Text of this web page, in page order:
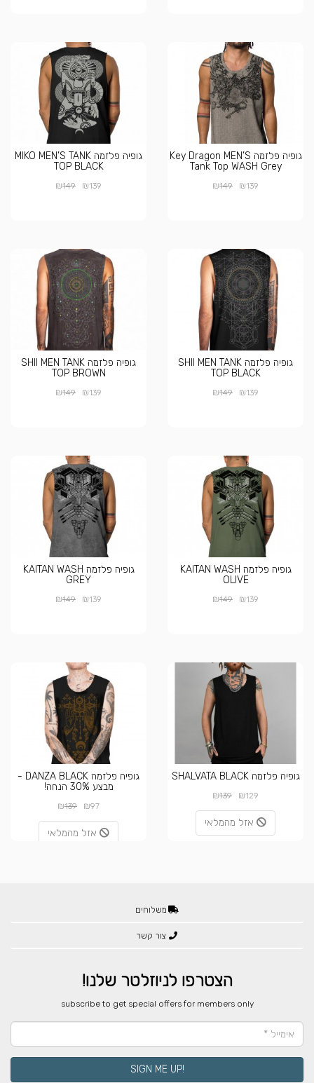
גופיה פלזמה Key Dragon MEN’S
Tank Top WASH Grey
₪139
₪149
גופיה פלזמה MIKO MEN’S TANK
TOP BLACK
₪139
₪149
גופיה פלזמה SHII MEN TANK
TOP BLACK
₪139
₪149
גופיה פלזמה SHII MEN TANK
TOP BROWN
₪139
₪149
גופיה פלזמה KAITAN WASH
OLIVE
₪139
₪149
גופיה פלזמה KAITAN WASH
GREY
₪139
₪149
גופיה פלזמה SHALVATA BLACK
₪129
₪139
אזל מהמלאי
גופיה פלזמה DANZA BLACK -
מבצע 30% הנחה!
₪97
₪139
אזל מהמלאי
משלוחים
צור קשר
הצטרפו לניוזלטר שלנו!
​subscribe to get special offers for members only
!SIGN ME UP